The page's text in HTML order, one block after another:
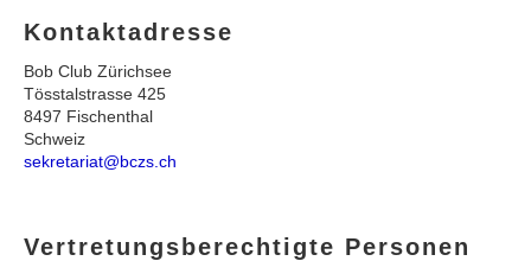
Kontaktadresse
Bob Club Zürichsee
Tösstalstrasse 425
8497 Fischenthal
Schweiz
sekretariat@bczs.ch
Vertretungsberechtigte Personen